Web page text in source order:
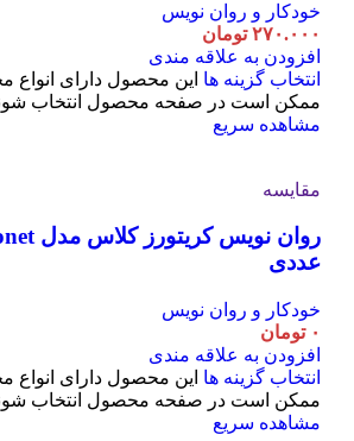
خودکار و روان نویس
۲۷۰.۰۰۰ تومان
افزودن به علاقه مندی
انتخاب گزینه ها این محصول دارای انواع
ممکن است در صفحه محصول انتخاب
مشاهده سریع
مقایسه
عددی
خودکار و روان نویس
۰ تومان
افزودن به علاقه مندی
انتخاب گزینه ها این محصول دارای انواع
ممکن است در صفحه محصول انتخاب
مشاهده سریع